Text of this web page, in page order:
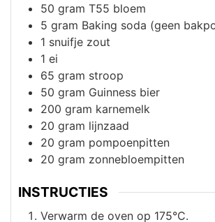
50 gram T55 bloem
5 gram Baking soda (geen
1 snuifje zout
1 ei
65 gram stroop
50 gram Guinness bier
200 gram karnemelk
20 gram lijnzaad
20 gram pompoenpitten
20 gram zonnebloempitten
INSTRUCTIES
Verwarm de oven op 175°C.